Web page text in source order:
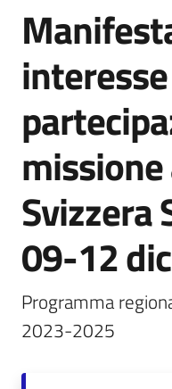
Servizi
Leggi
Atti
Bandi
Piani
Programmi
Progetti
Salta al contenuto
Svizzera
09-12
Programma
2023-2025